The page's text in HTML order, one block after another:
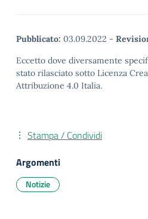
Pubblicato: 03.09.2022 -
Eccetto dove diversamente
stato rilasciato sotto Licenza
Attribuzione 4.0 Italia.
Stampa / Condividi
Argomenti
Notizie